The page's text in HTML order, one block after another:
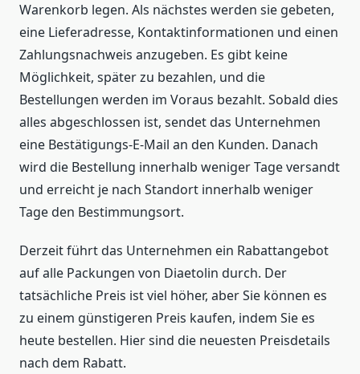
Warenkorb legen. Als nächstes werden sie gebeten,
eine Lieferadresse, Kontaktinformationen und einen
Zahlungsnachweis anzugeben. Es gibt keine
Möglichkeit, später zu bezahlen, und die
Bestellungen werden im Voraus bezahlt. Sobald dies
alles abgeschlossen ist, sendet das Unternehmen
eine Bestätigungs-E-Mail an den Kunden. Danach
wird die Bestellung innerhalb weniger Tage versandt
und erreicht je nach Standort innerhalb weniger
Tage den Bestimmungsort.
Derzeit führt das Unternehmen ein Rabattangebot
auf alle Packungen von Diaetolin durch. Der
tatsächliche Preis ist viel höher, aber Sie können es
zu einem günstigeren Preis kaufen, indem Sie es
heute bestellen. Hier sind die neuesten Preisdetails
nach dem Rabatt.